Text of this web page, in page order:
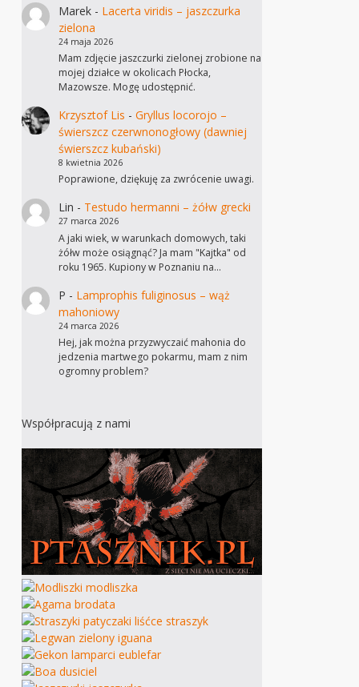
Marek- Lacerta viridis – jaszczurka
zielona
24 maja 2026
Mam zdjęcie jaszczurki zielonej zrobione na
mojej działce w okolicach Płocka,
Mazowsze. Mogę udostępnić.
Krzysztof Lis - Gryllus locorojo –
świerszcz czerwnonogłowy (dawniej
świerszcz kubański)
8 kwietnia 2026
Poprawione, dziękuję za zwrócenie uwagi.
Lin - Testudo hermanni – żółw grecki
27 marca 2026
A jaki wiek, w warunkach domowych, taki
żółw może osiągnąć? Ja mam "Kajtka" od
roku 1965. Kupiony w Poznaniu na…
P - Lamprophis fuliginosus – wąż
mahoniowy
24 marca 2026
Hej, jak można przyzwyczaić mahonia do
jedzenia martwego pokarmu, mam z nim
ogromny problem?
Współpracują z nami